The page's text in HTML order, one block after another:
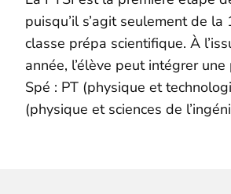
puisqu’il s’agit seulement de la
classe prépa scientifique. À
année, l’élève peut intégrer
Spé : PT (physique et
(physique et sciences de